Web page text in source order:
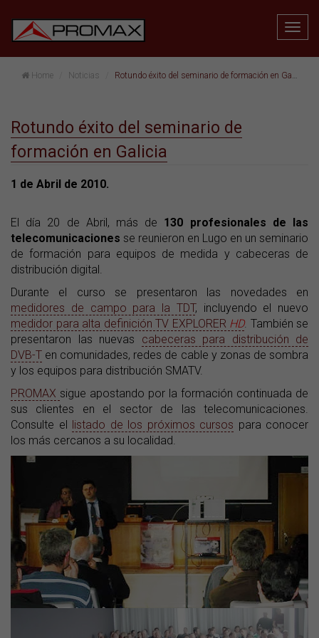
Home Noticias Rotundo éxito del seminario de formación en Galicia
Rotundo éxito del seminario de
formación en Galicia
1 de Abril de 2010.
El día 20 de Abril, más de 130 profesionales de las
telecomunicaciones se reunieron en Lugo en un seminario
de formación para equipos de medida y cabeceras de
distribución digital.
Durante el curso se presentaron las novedades en
medidores de campo para la TDT, incluyendo el nuevo
medidor para alta definición TV EXPLORER HD. También se
presentaron las nuevas cabeceras para distribución de
DVB-T en comunidades, redes de cable y zonas de sombra
y los equipos para distribución SMATV.
PROMAX sigue apostando por la formación continuada de
sus clientes en el sector de las telecomunicaciones.
Consulte el listado de los próximos cursos para conocer
los más cercanos a su localidad.